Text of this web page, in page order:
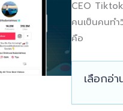
CEO Tiktok
คนเป็นคนท
คือ
เลือกอ่